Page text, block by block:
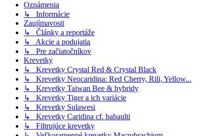
Oznámenia
↳ Informácie
Zaujímavosti
↳ Články a reportáže
↳ Akcie a podujatia
↳ Pre začiatočníkov
Krevetky
↳ Krevetky Crystal Red & Crystal Black
↳ Krevetky Neocaridina: Red Cherry, Rili, Yellow...
↳ Krevetky Taiwan Bee & hybridy
↳ Krevetky Tiger a ich variácie
↳ Krevetky Sulawesi
↳ Krevetky Caridina cf. babaulti
↳ Filtrujúce krevetky